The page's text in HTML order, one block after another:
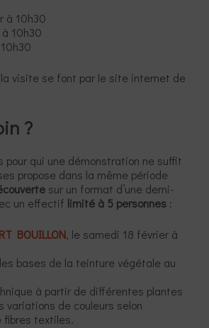
à 10h30
10h30
visite se font par le site internet de
?
pour qui une démonstration ne suffit
propose dans la même période
sur un format d’une demi-
un effectif limité à 5 personnes :
BOUILLON, le samedi 18 février à
bases de la teinture végétale au
à partir de différentes plantes
variations de couleurs selon
fibres textiles.